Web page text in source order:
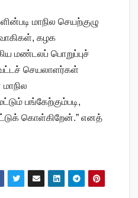
மாநில செயற்குழு
கழக
மண்டலப் பொறுப்புச்
செயலாளர்கள்
பங்கேற்கும்படி,
கொள்கிறேன்.” எனத்